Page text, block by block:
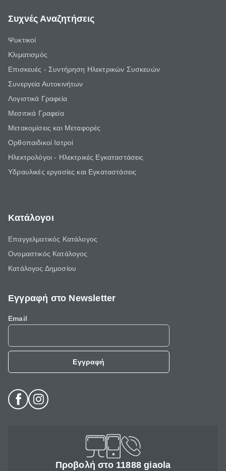
Συχνές Αναζητήσεις
Ψυκτικοί
Κλιματισμός
Επισκευές - Συντήρηση Ηλεκτρικών Συσκευών
Συνεργεία Αυτοκινήτων
Λογιστικά Γραφεία
Μεσιτικά Γραφεία
Μετακομίσεις και Μεταφορές
Ορθοπαιδικοί Ιατροί
Ηλεκτρολόγοι - Ηλεκτρικές Εγκαταστάσεις
Υδραυλικές εργασίες και Εγκαταστάσεις
Κατάλογοι
Επαγγελματικός Κατάλογος
Ονομαστικός Κατάλογος
Κατάλογος Δημοσίου
Εγγραφή στο Newsletter
Email
Εγγραφή
Προβολή στο 11888 giaola